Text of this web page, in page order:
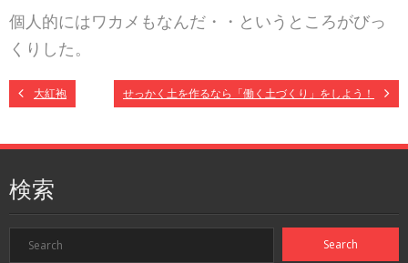
個人的にはワカメもなんだ・・というところがびっ
くりした。
大紅袍 せっかく土を作るなら「働く土づくり」をしよう！
検索